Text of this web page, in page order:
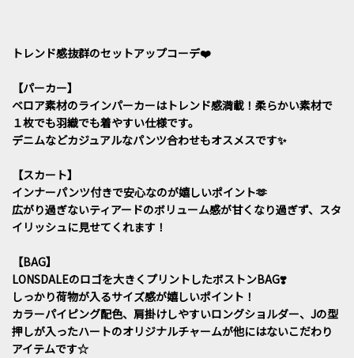
トレンド感抜群のセットアップコーデ❤️
【パーカー】
ベロア素材のラインパーカーはトレンド感満載！柔らかい素材で
１枚でも羽織でも着やすい仕様です。
デニムなどカジュアルなパンツ合わせもオスメスです✨
【スカート】
インナーパンツ付きで安心なのが嬉しいポイント🫶
広がり過ぎないティアードのボリューム感が甘くなり過ぎず、スタ
イリッシュに見せてくれます！
【BAG】
LONSDALEのロゴを大きくプリントしたボストンBAG❣️
しっかり荷物が入るサイズ感が嬉しいポイント！
カラーパイピング配色、肩掛けしやすいロングショルダー、Jの型
押しが入ったハートのオリジナルチャームが他にはないこだわり
アイテムです☆